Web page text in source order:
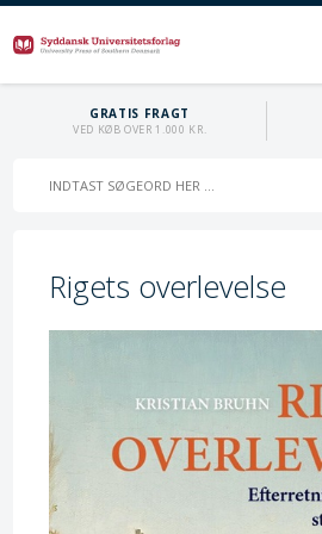
GRATIS FRAGT
VED KØB OVER 1.000 KR.
Rigets overlevelse